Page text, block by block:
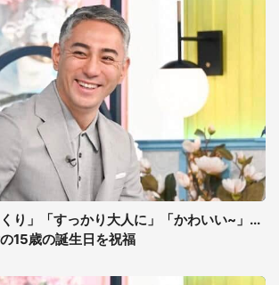
くり」「すっかり大人に」「かわいい~」...
15歳の誕生日を祝福